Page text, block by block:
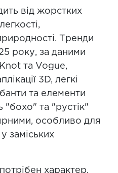
від жорстких
Тренди
року, за даними
та Vogue,
3D, легкі
та елементи
"бохо" та "рустік"
особливо для
заміських
характер.